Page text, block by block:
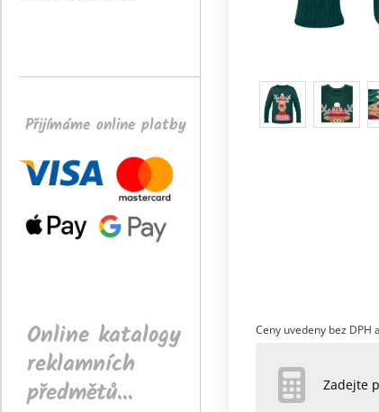
Přijímáme online platby
Online katalogy
reklamních
předmětů...
Ceny uvedeny bez DPH
Zadejte